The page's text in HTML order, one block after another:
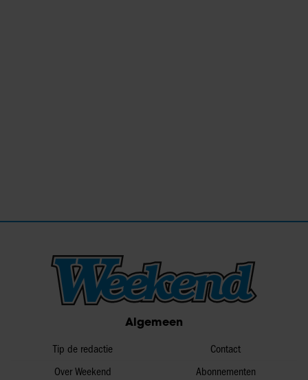
Algemeen
Tip de redactie
Over Weekend
Contact
Abonnementen